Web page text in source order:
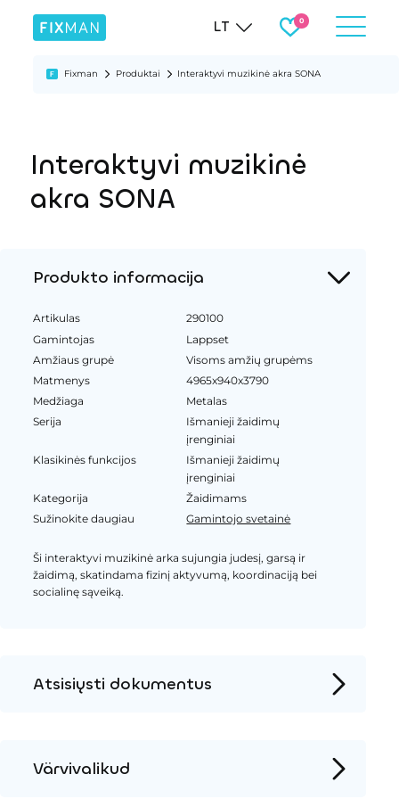
LT
Fixman Produktai Interaktyvi muzikinė akra SONA
Interaktyvi muzikinė
akra SONA
Produkto informacija
Artikulas
290100
Gamintojas
Lappset
Amžiaus grupė
Visoms amžių grupėms
Matmenys
4965x940x3790
Medžiaga
Metalas
Serija
Išmanieji žaidimų
įrenginiai
Klasikinės funkcijos
Išmanieji žaidimų
įrenginiai
Kategorija
Žaidimams
Sužinokite daugiau
Gamintojo svetainė
Ši interaktyvi muzikinė arka sujungia judesį, garsą ir
žaidimą, skatindama fizinį aktyvumą, koordinaciją bei
socialinę sąveiką.
Atsisiųsti dokumentus
Värvivalikud